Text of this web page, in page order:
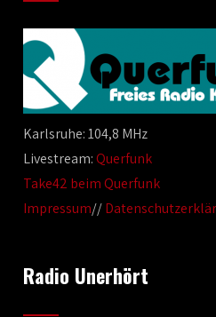
Karlsruhe: 104,8 MHz
Livestream:Querfunk
Take42 beim Querfunk
Impressum//
Radio Unerhört